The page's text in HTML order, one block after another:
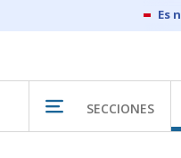
SECCIONES